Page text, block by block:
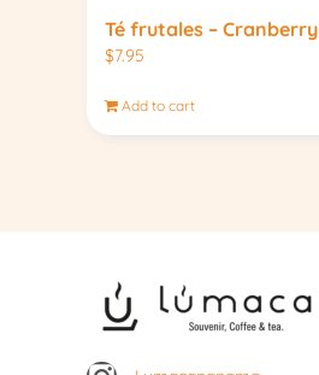
Té frutales – Cranberry
$7.95
Add to cart